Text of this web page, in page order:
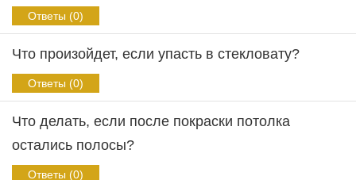
Ответы (0)
Что произойдет, если упасть в стекловату?
Ответы (0)
Что делать, если после покраски потолка
остались полосы?
Ответы (0)